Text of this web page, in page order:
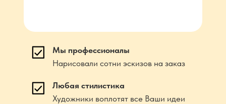
Любая стилистика
Художники воплотят все Ваши идеи
Мы профессионалы
Нарисовали сотни эскизов на заказ